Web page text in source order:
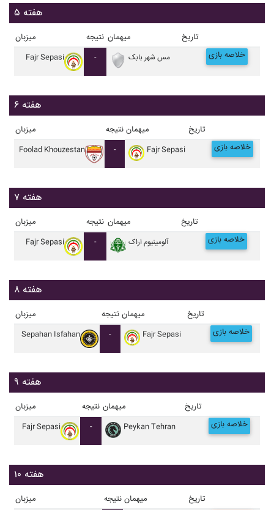
هفته ۵
میزبان نتیجه میهمان تاریخ
Fajr Sepasi - مس شهر بابک خلاصه بازی
هفته ۶
میزبان نتیجه میهمان تاریخ
Foolad Khouzestan - Fajr Sepasi خلاصه بازی
هفته ۷
میزبان نتیجه میهمان تاریخ
Fajr Sepasi - آلومينيوم اراک خلاصه بازی
هفته ۸
میزبان نتیجه میهمان تاریخ
Sepahan Isfahan - Fajr Sepasi خلاصه بازی
هفته ۹
میزبان نتیجه میهمان تاریخ
Fajr Sepasi - Peykan Tehran خلاصه بازی
هفته ۱۰
میزبان نتیجه میهمان تاریخ